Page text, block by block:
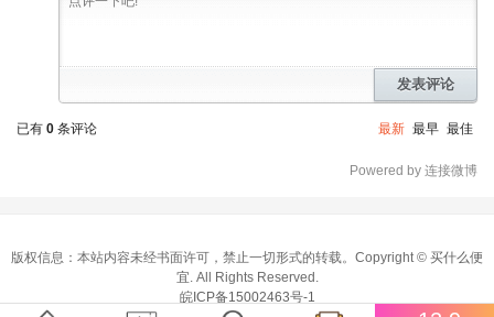
发表评论
已有 0 条评论 最新 最早 最佳
Powered by 连接微博
版权信息：本站内容未经书面许可，禁止一切形式的转载。Copyright © 买什么便
宜 . All Rights Reserved.
皖ICP备15002463号-1